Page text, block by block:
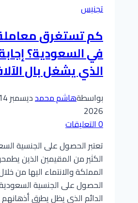
تجنيس
مواليد
المملكة
والمقيمين
تجنيس
كم تستغرق
في السعودية؟
الذي يشغل بال
بواسطةهاشم محمدديسمبر 14, 2025
2026
0 التعليقات
تعتبر الحصول على الجنسية
الكثير من المقيمين الذين
المملكة والانتماء اليها من
الحصول على الجنسية
الدائم الذي يظل يطرق